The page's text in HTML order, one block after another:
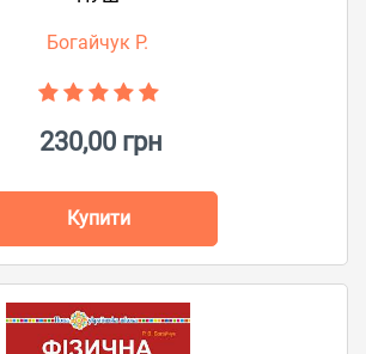
Богайчук Р.
230,00 грн
Купити